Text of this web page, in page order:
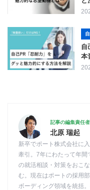
自
本
記事の編集責任者
北原 瑞起
新卒でポート株式会社に
牽引。7年にわたって年
の就活相談・対策をおこ
む。現在はポートの採用
ボーディング領域を統括